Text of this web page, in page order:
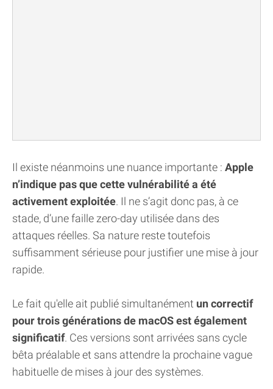
Il existe néanmoins une nuance importante : Apple
n’indique pas que cette vulnérabilité a été
activement exploitée. Il ne s’agit donc pas, à ce
stade, d’une faille zero-day utilisée dans des
attaques réelles. Sa nature reste toutefois
suffisamment sérieuse pour justifier une mise à jour
rapide.
Le fait qu'elle ait publié simultanément un correctif
pour trois générations de macOS est également
significatif. Ces versions sont arrivées sans cycle
bêta préalable et sans attendre la prochaine vague
habituelle de mises à jour des systèmes.